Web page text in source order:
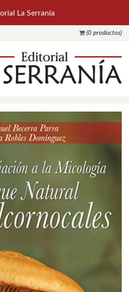
(0 productos)
La Serranía